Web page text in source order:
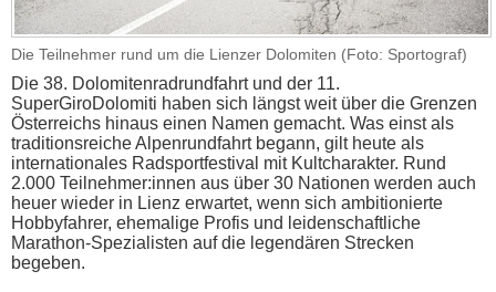
Die Teilnehmer rund um die Lienzer Dolomiten (Foto: Sportograf)
Die 38. Dolomitenradrundfahrt und der 11.
SuperGiroDolomiti haben sich längst weit über die Grenzen
Österreichs hinaus einen Namen gemacht. Was einst als
traditionsreiche Alpenrundfahrt begann, gilt heute als
internationales Radsportfestival mit Kultcharakter. Rund
2.000 Teilnehmer:innen aus über 30 Nationen werden auch
heuer wieder in Lienz erwartet, wenn sich ambitionierte
Hobbyfahrer, ehemalige Profis und leidenschaftliche
Marathon-Spezialisten auf die legendären Strecken
begeben.